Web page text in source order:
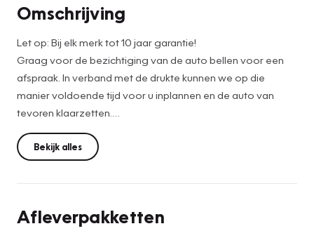
Omschrijving
Let op: Bij elk merk tot 10 jaar garantie!
Graag voor de bezichtiging van de auto bellen voor een
afspraak. In verband met de drukte kunnen we op die
manier voldoende tijd voor u inplannen en de auto van
tevoren klaarzetten.
De netto prijs bedraagt: €17.899,-. Voor de netto prijs
leveren wij de auto onder de volgende voorwaarden:
• APK en Leges
Bekijk alles
Afleverpakketten